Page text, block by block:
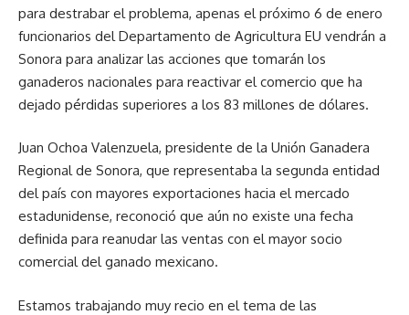
para destrabar el problema, apenas el próximo 6 de enero
funcionarios del Departamento de Agricultura EU vendrán a
Sonora para analizar las acciones que tomarán los
ganaderos nacionales para reactivar el comercio que ha
dejado pérdidas superiores a los 83 millones de dólares.
Juan Ochoa Valenzuela, presidente de la Unión Ganadera
Regional de Sonora, que representaba la segunda entidad
del país con mayores exportaciones hacia el mercado
estadunidense, reconoció que aún no existe una fecha
definida para reanudar las ventas con el mayor socio
comercial del ganado mexicano.
Estamos trabajando muy recio en el tema de las